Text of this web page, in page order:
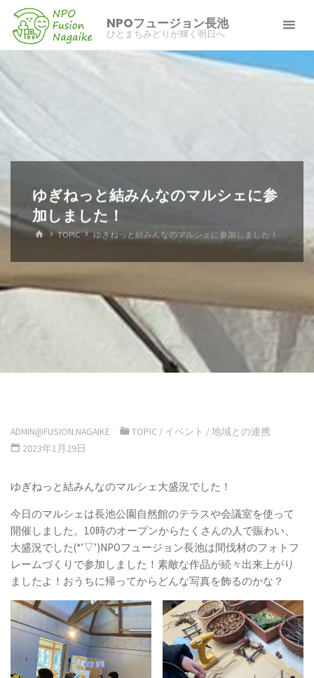
ツ
ス
キ
NPOフュージョン長池
ひとまちみどりが輝く明日へ
ゆぎねっと結みんなのマルシェに参
加しました！
ホ TOPIC ゆぎねっと結みんなのマルシェに参加しました！
ADMIN@FUSION.NAGAIKE TOPIC / イベント /地域との連携
2023年1月29日
ゆぎねっと結みんなのマルシェ大盛況でした！
今日のマルシェは長池公園自然館のテラスや会議室を使って
開催しました。10時のオープンからたくさんの人で賑わい、
大盛況でした(*’▽’)NPOフュージョン長池は間伐材のフォトフ
レームづくりで参加しました！素敵な作品が続々出来上がり
ましたよ！おうちに帰ってからどんな写真を飾るのかな？